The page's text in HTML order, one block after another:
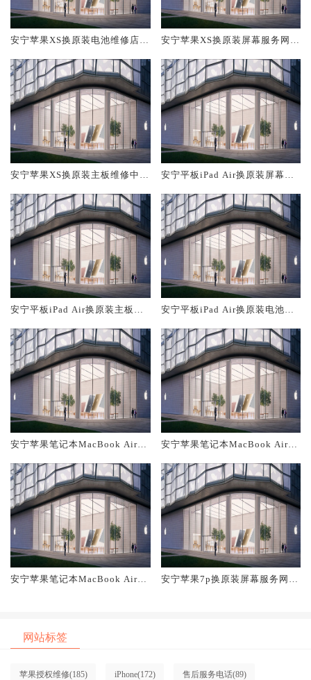
安宁苹果XS换原装电池维修店大
安宁苹果XS换原装屏幕服务网点
安宁苹果XS换原装主板维修中心
安宁平板iPad Air换原装屏幕服
安宁平板iPad Air换原装主板维
安宁平板iPad Air换原装电池维
安宁苹果笔记本MacBook Air换
安宁苹果笔记本MacBook Air换
安宁苹果笔记本MacBook Air换
安宁苹果7p换原装屏幕服务网点
网站标签
苹果授权维修(185) iPhone(172) 售后服务电话(89)